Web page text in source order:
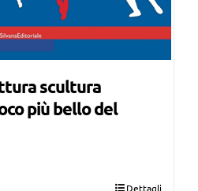
scultura
più bello del
Dettagli